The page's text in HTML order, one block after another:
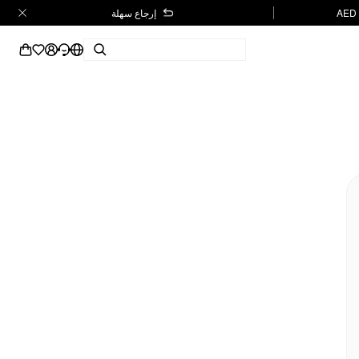
إرجاع سهلة